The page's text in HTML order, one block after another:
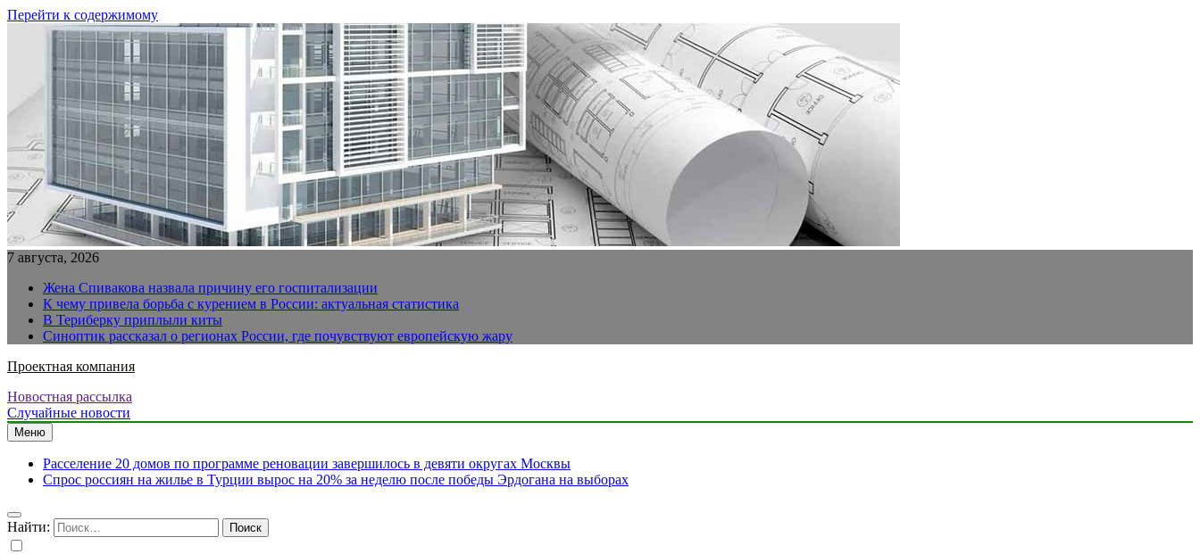
Перейти к содержимому
7 августа, 2026
Жена Спивакова назвала причину его госпитализации
К чему привела борьба с курением в России: актуальная статистика
В Териберку приплыли киты
Синоптик рассказал о регионах России, где почувствуют европейскую жару
Проектная компания
Новостная рассылка
Случайные новости
Меню
Расселение 20 домов по программе реновации завершилось в девяти округах Москвы
Спрос россиян на жилье в Турции вырос на 20% за неделю после победы Эрдогана на выборах
Найти: